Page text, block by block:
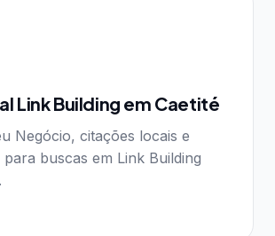
Link Building em Caetité
Negócio, citações locais e
para buscas em Link Building